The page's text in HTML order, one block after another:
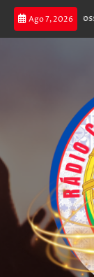
Ago 7, 2026
joga poker e